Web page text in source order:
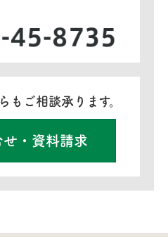
もご相談承ります。
せ・資料請求